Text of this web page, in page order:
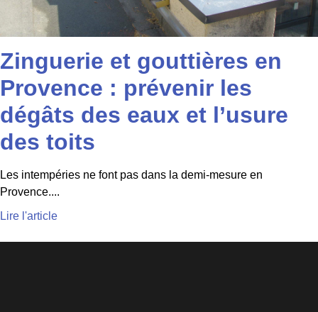
Zinguerie et gouttières en
Provence : prévenir les
dégâts des eaux et l’usure
des toits
Les intempéries ne font pas dans la demi-mesure en
Provence....
Lire l'article